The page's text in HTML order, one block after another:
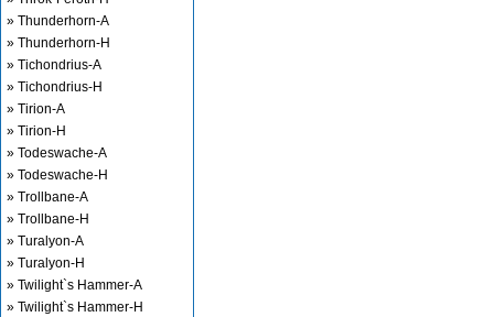
» Thunderhorn-A
» Thunderhorn-H
» Tichondrius-A
» Tichondrius-H
» Tirion-A
» Tirion-H
» Todeswache-A
» Todeswache-H
» Trollbane-A
» Trollbane-H
» Turalyon-A
» Turalyon-H
» Twilight`s Hammer-A
» Twilight`s Hammer-H